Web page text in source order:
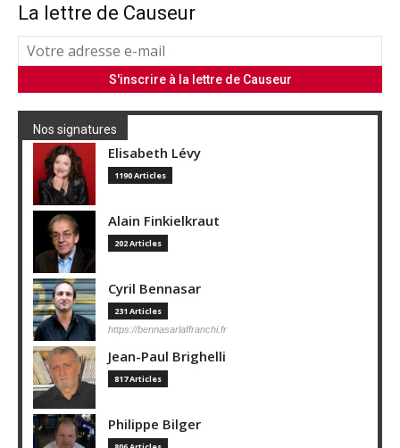
La lettre de Causeur
Nos signatures
Elisabeth Lévy
1190 Articles
Alain Finkielkraut
202 Articles
Cyril Bennasar
231 Articles
https://bennasarlaffranchi.fr
Jean-Paul Brighelli
817 Articles
Philippe Bilger